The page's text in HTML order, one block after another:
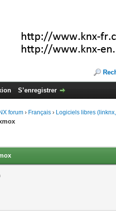
S’enregistrer
forum › Français › Logiciels libres